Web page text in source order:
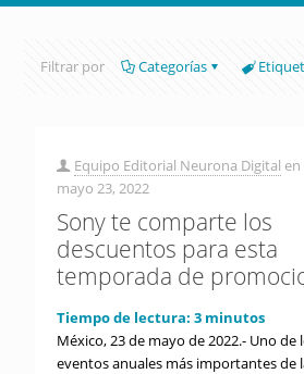
Filtrar por Categorías
Equipo Editorial Neurona Digital en
mayo 23, 2022
Sony te comparte los
descuentos para esta
temporada de
Tiempo de lectura: 3 minutos
México, 23 de mayo de 2022.- Uno de
eventos anuales más importantes de